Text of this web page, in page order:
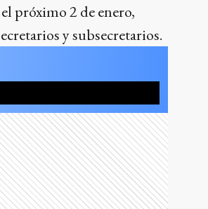
próximo 2 de enero,
y subsecretarios.